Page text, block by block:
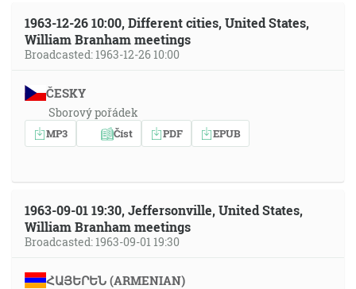
1963-12-26 10:00, Different cities, United States,
William Branham meetings
Broadcasted: 1963-12-26 10:00
ČESKY
Sborový pořádek
MP3 Číst PDF EPUB
1963-09-01 19:30, Jeffersonville, United States,
William Branham meetings
Broadcasted: 1963-09-01 19:30
ՀԱՅԵՐԵՆ (ARMENIAN)